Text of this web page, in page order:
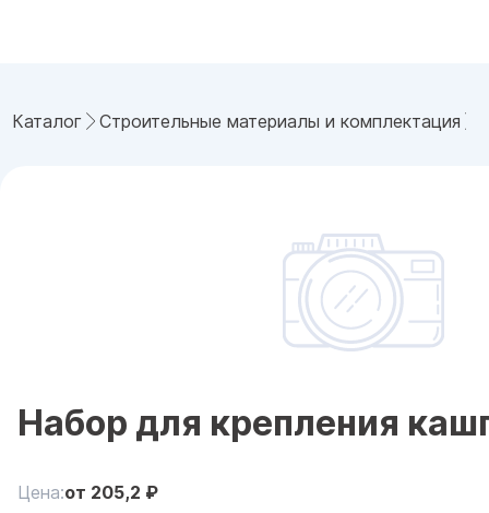
Каталог Строительные материалы и комплектация
Набор для крепления
Цена:от 205,2 ₽